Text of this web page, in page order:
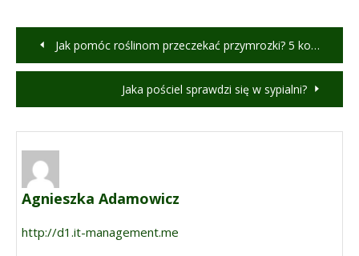
Nawigacja
wpisu
Jak pomóc roślinom przeczekać przymrozki? 5 konkretnych rad
Jaka pościel sprawdzi się w sypialni?
Agnieszka Adamowicz
http://d1.it-management.me